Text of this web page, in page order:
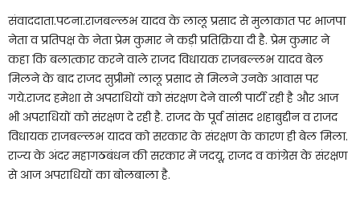
संवाददाता.पटना.राजबल्लभ यादव के लालू प्रसाद से मुलाकात पर भाजपा
नेता व प्रतिपक्ष के नेता प्रेम कुमार ने कड़ी प्रतिक्रिया दी है. प्रेम कुमार ने
कहा कि बलात्कार करने वाले राजद विधायक राजबल्लभ यादव बेल
मिलने के बाद राजद सुप्रीमों लालू प्रसाद से मिलने उनके आवास पर
गये.राजद हमेशा से अपराधियों को संरक्षण देने वाली पार्टी रही है और आज
भी अपराधियों को संरक्षण दे रही है. राजद के पूर्व सांसद शहाबुद्दीन व राजद
विधायक राजबल्लभ यादव को सरकार के संरक्षण के कारण ही बेल मिला.
राज्य के अंदर महागठबंधन की सरकार में जदयू, राजद व कांग्रेस के संरक्षण
से आज अपराधियों का बोलबाला है.